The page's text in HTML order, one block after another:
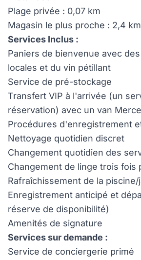
Plage privée : 0,07 km
Magasin le plus proche : 2,4 km
Services Inclus :
Paniers de bienvenue avec
locales et du vin pétillant
Service de pré-stockage
Transfert VIP à l'arrivée (un
réservation) avec un van
Procédures d'enregistrement
Nettoyage quotidien discret
Changement quotidien des
Changement de linge trois fois
Rafraîchissement de la piscine/
Enregistrement anticipé et
réserve de disponibilité)
Amenités de signature
Services sur demande :
Service de conciergerie primé